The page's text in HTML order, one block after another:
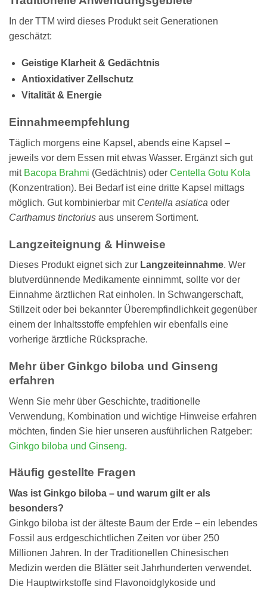
In der TTM wird dieses Produkt seit Generationen
geschätzt:
Geistige Klarheit & Gedächtnis
Antioxidativer Zellschutz
Vitalität & Energie
Einnahmeempfehlung
Täglich morgens eine Kapsel, abends eine Kapsel –
jeweils vor dem Essen mit etwas Wasser. Ergänzt sich gut
mit Bacopa Brahmi (Gedächtnis) oder Centella Gotu Kola
(Konzentration). Bei Bedarf ist eine dritte Kapsel mittags
möglich. Gut kombinierbar mit Centella asiatica oder
Carthamus tinctorius aus unserem Sortiment.
Langzeiteignung & Hinweise
Dieses Produkt eignet sich zur Langzeiteinnahme. Wer
blutverdünnende Medikamente einnimmt, sollte vor der
Einnahme ärztlichen Rat einholen. In Schwangerschaft,
Stillzeit oder bei bekannter Überempfindlichkeit gegenüber
einem der Inhaltsstoffe empfehlen wir ebenfalls eine
vorherige ärztliche Rücksprache.
Mehr über Ginkgo biloba und Ginseng
erfahren
Wenn Sie mehr über Geschichte, traditionelle
Verwendung, Kombination und wichtige Hinweise erfahren
möchten, finden Sie hier unseren ausführlichen Ratgeber:
Ginkgo biloba und Ginseng.
Häufig gestellte Fragen
Was ist Ginkgo biloba – und warum gilt er als
besonders?
Ginkgo biloba ist der älteste Baum der Erde – ein lebendes
Fossil aus erdgeschichtlichen Zeiten vor über 250
Millionen Jahren. In der Traditionellen Chinesischen
Medizin werden die Blätter seit Jahrhunderten verwendet.
Die Hauptwirkstoffe sind Flavonoidglykoside und